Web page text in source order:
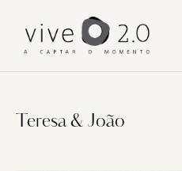
Teresa & João